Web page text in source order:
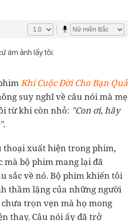
ám ảnh lấy tôi.
Khi Cuộc Đời Cho Bạn Quả
suy nghĩ về câu nói mà mẹ
từ khi còn nhỏ: "Con ơi, hãy
thoại xuất hiện trong phim,
bộ phim mang lại đã
sắc về nó. Bộ phim khiến tôi
thầm lặng của những người
trọn vẹn mà họ mong
thay. Câu nói ấy đã trở